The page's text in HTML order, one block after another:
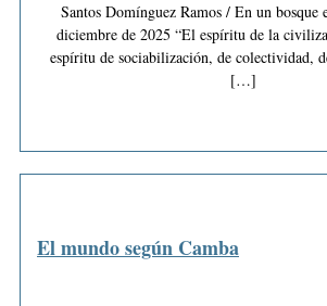
Santos Domínguez Ramos / En un bosque
diciembre de 2025 “El espíritu de la
espíritu de sociabilización, de colectividad,
[…]
El mundo según Camba